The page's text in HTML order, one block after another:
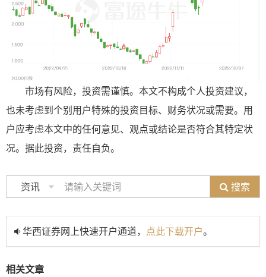
市场有风险，投资需谨慎。本文不构成个人投资建议，
也未考虑到个别用户特殊的投资目标、财务状况或需要。用
户应考虑本文中的任何意见、观点或结论是否符合其特定状
况。据此投资，责任自负。
资讯 搜索
华西证券网上快速开户通道， 点此下载开户。
相关文章